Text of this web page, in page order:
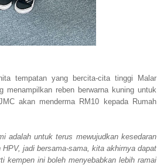
tempatan yang bercita-cita tinggi Malar
reben berwarna kuning untuk
akan menderma RM10 kepada Rumah
adalah untuk terus mewujudkan kesedaran
jadi bersama-sama, kita akhirnya dapat
kempen ini boleh menyebabkan lebih ramai